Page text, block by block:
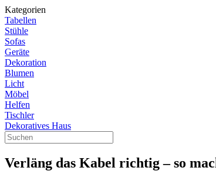
Kategorien
Tabellen
Stühle
Sofas
Geräte
Dekoration
Blumen
Licht
Möbel
Helfen
Tischler
Dekoratives Haus
Verläng das Kabel richtig – so